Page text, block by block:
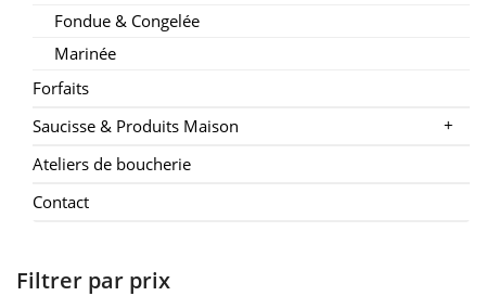
Fondue & Congelée
Marinée
Forfaits
Saucisse & Produits Maison
+
Ateliers de boucherie
Contact
Filtrer par prix